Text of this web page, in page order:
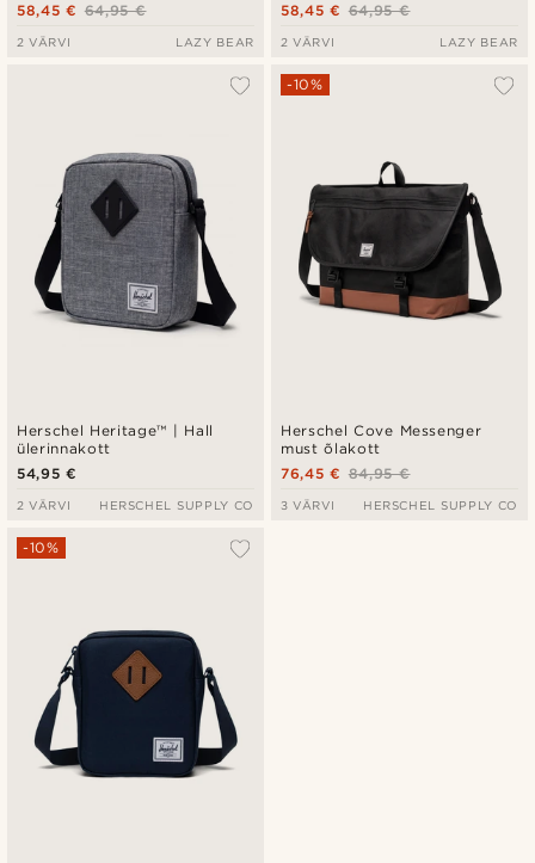
64,95 €
58,45 €
2 VÄRVI LAZY BEAR
64,95 €
58,45 €
2 VÄRVI LAZY BEAR
Herschel Heritage™ | Hall
ülerinnakott
54,95 €
2 VÄRVI HERSCHEL SUPPLY CO
Herschel Cove Messenger
must õlakott
-10%
84,95 €
76,45 €
3 VÄRVI HERSCHEL SUPPLY CO
-10%